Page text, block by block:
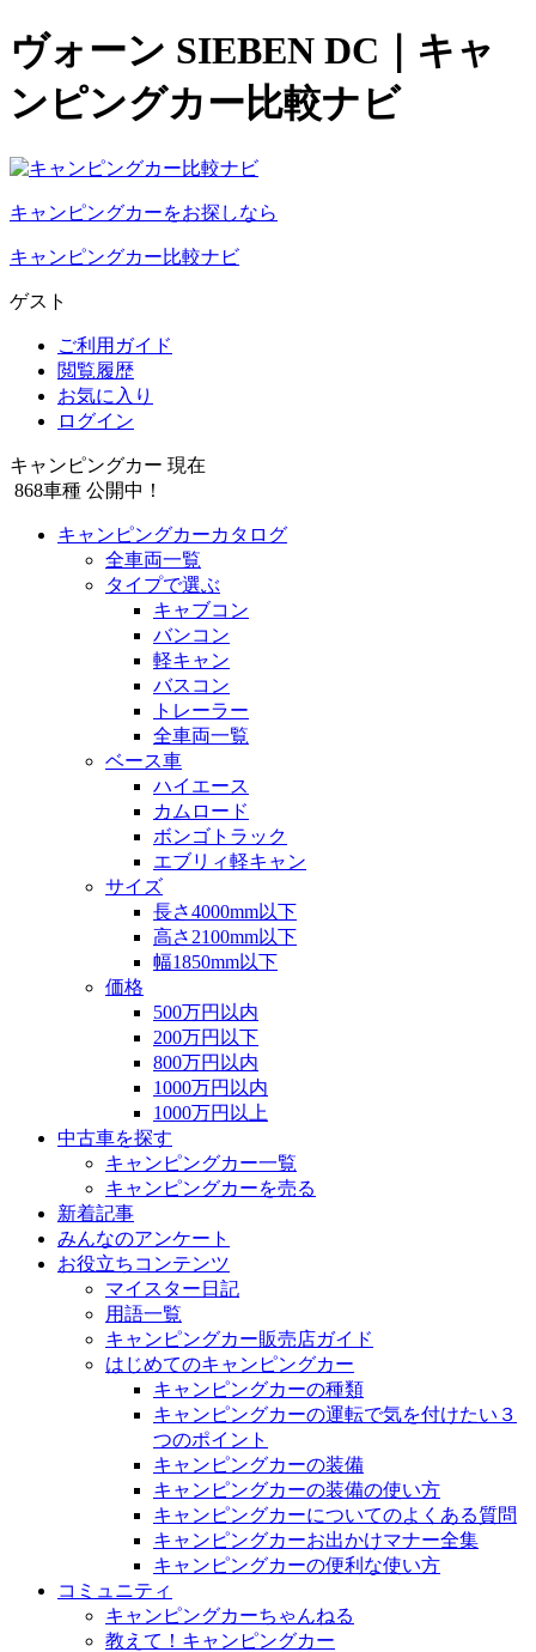
ヴォーン SIEBEN DC｜キャ
ンピングカー比較ナビ
キャンピングカーをお探しなら
キャンピングカー比較ナビ
ゲスト
ご利用ガイド
閲覧履歴
お気に入り
ログイン
キャンピングカー 現在
868車種 公開中！
キャンピングカーカタログ
全車両一覧
タイプで選ぶ
キャブコン
バンコン
軽キャン
バスコン
トレーラー
全車両一覧
ベース車
ハイエース
カムロード
ボンゴトラック
エブリィ軽キャン
サイズ
長さ4000mm以下
高さ2100mm以下
幅1850mm以下
価格
500万円以内
200万円以下
800万円以内
1000万円以内
1000万円以上
中古車を探す
キャンピングカー一覧
キャンピングカーを売る
新着記事
みんなのアンケート
お役立ちコンテンツ
マイスター日記
用語一覧
キャンピングカー販売店ガイド
はじめてのキャンピングカー
キャンピングカーの種類
キャンピングカーの運転で気を付けたい３
つのポイント
キャンピングカーの装備
キャンピングカーの装備の使い方
キャンピングカーについてのよくある質問
キャンピングカーお出かけマナー全集
キャンピングカーの便利な使い方
コミュニティ
キャンピングカーちゃんねる
教えて！キャンピングカー